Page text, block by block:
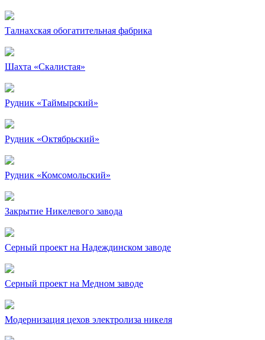
Талнахская обогатительная фабрика
Шахта «Скалистая»
Рудник «Таймырский»
Рудник «Октябрьский»
Рудник «Комсомольский»
Закрытие Никелевого завода
Серный проект на Надеждинском заводе
Серный проект на Медном заводе
Модернизация цехов электролиза никеля